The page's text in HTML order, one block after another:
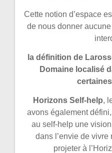
Cette notion d’espace
de nous donner
la définition de
Domaine localisé
Horizons Self-help,
avons également
au self-help une
dans l’envie de vivre
projeter à